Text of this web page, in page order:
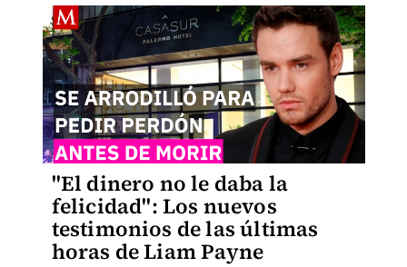
"El dinero no le daba la
felicidad": Los nuevos
testimonios de las últimas
horas de Liam Payne